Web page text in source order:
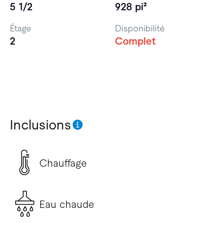
Inclusions
Chauffage
Eau chaude
5 1/2 928 pi²
Étage
2
Disponibilité
Complet